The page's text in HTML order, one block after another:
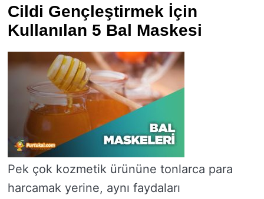
Cildi Gençleştirmek İçin
Kullanılan 5 Bal Maskesi
Pek çok kozmetik ürününe tonlarca para
harcamak yerine, aynı faydaları